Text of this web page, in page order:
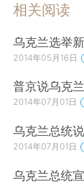
相关阅读
乌克兰选举
2014年05月16日
普京说乌克
2014年07月01日
乌克兰总统
2014年07月01日
乌克兰总统